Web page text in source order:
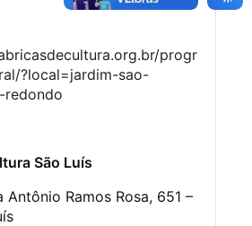
progr
?local=jardim-sao-
redondo
São Luís
Antônio Ramos Rosa, 651 –